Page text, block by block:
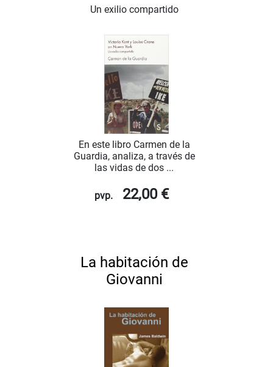
Un exilio compartido
En este libro Carmen de la
Guardia, analiza, a través de
las vidas de dos ...
pvp. 22,00 €
La habitación de
Giovanni